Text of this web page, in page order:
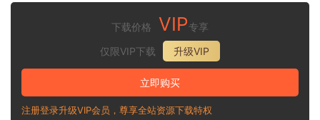
下载价格 VIP专享
仅限VIP下载
升级VIP
立即购买
注册登录升级VIP会员，尊享全站资源下载特权